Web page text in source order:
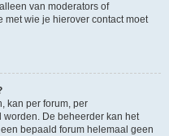
van moderators of
wie je hierover contact moet
kan per forum, per
De beheerder kan het
bepaald forum helemaal geen